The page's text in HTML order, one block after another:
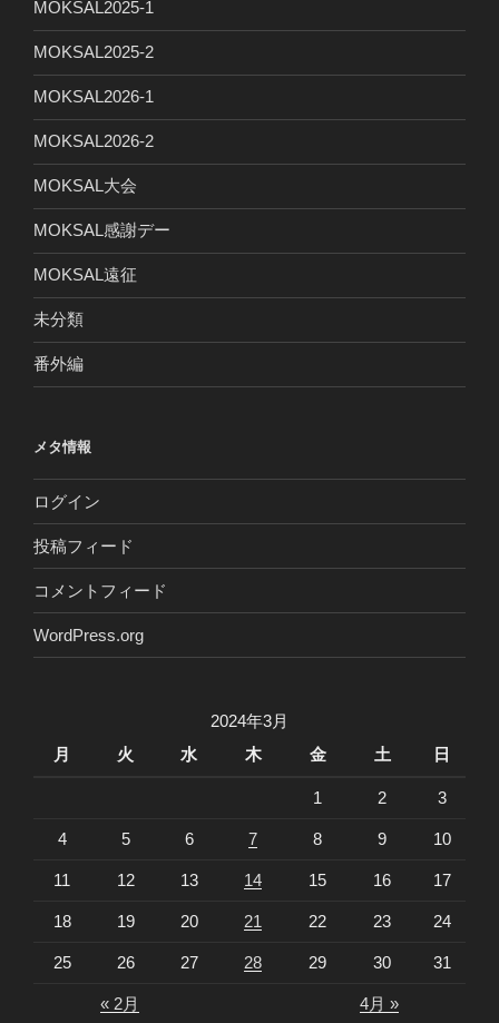
MOKSAL2025-1
MOKSAL2025-2
MOKSAL2026-1
MOKSAL2026-2
MOKSAL大会
MOKSAL感謝デー
MOKSAL遠征
未分類
番外編
メタ情報
ログイン
投稿フィード
コメントフィード
WordPress.org
2024年3月
月
火 水 木 金 土 日
1 2 3
4 5 6 7 8 9 10
11 12 13 14 15 16 17
18 19 20 21 22 23 24
25 26 27 28 29 30 31
« 2月 4月 »